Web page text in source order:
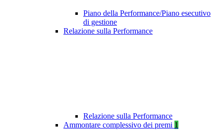
Piano della Performance/Piano esecutivo
di gestione
Relazione sulla Performance
Relazione sulla Performance
Ammontare complessivo dei premi 1